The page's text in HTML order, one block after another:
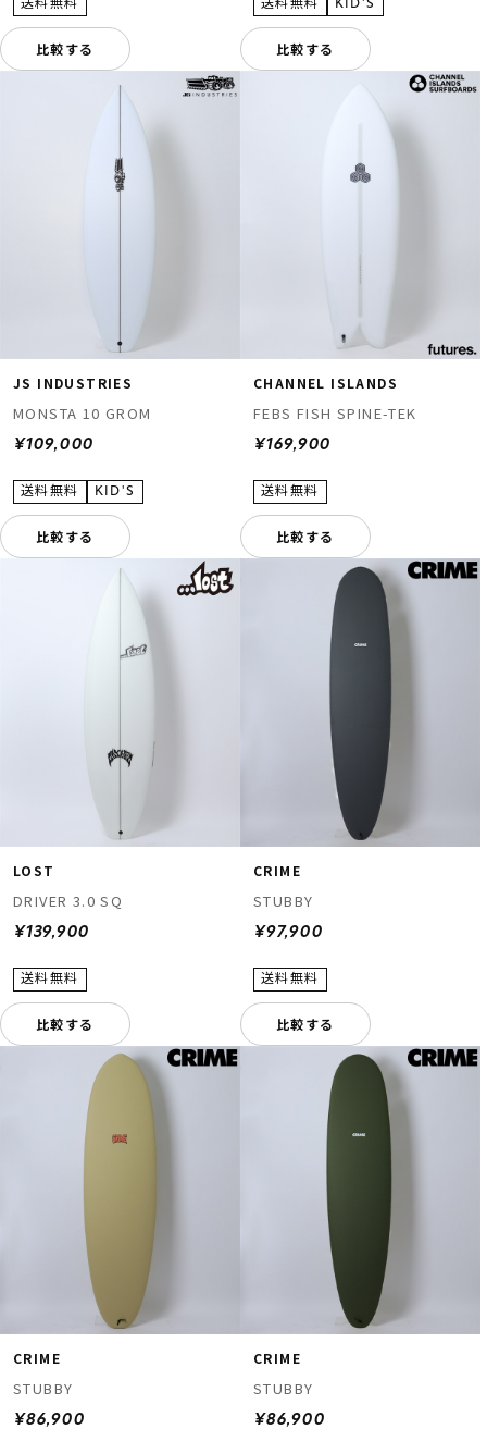
比較する 比較する
JS INDUSTRIES
MONSTA 10 GROM
¥109,000
比較する
CHANNEL ISLANDS
FEBS FISH SPINE-TEK
¥169,900
比較する
LOST
DRIVER 3.0 SQ
¥139,900
比較する
CRIME
STUBBY
¥97,900
比較する
CRIME
STUBBY
¥86,900
CRIME
STUBBY
¥86,900